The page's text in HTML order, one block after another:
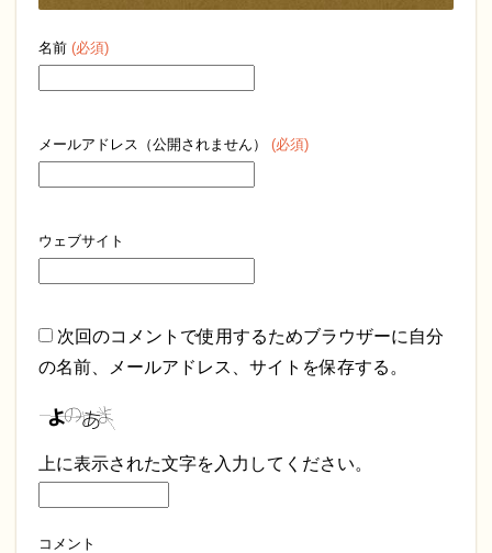
名前 (必須)
メールアドレス（公開されません） (必須)
ウェブサイト
次回のコメントで使用するためブラウザーに自分
の名前、メールアドレス、サイトを保存する。
上に表示された文字を入力してください。
コメント